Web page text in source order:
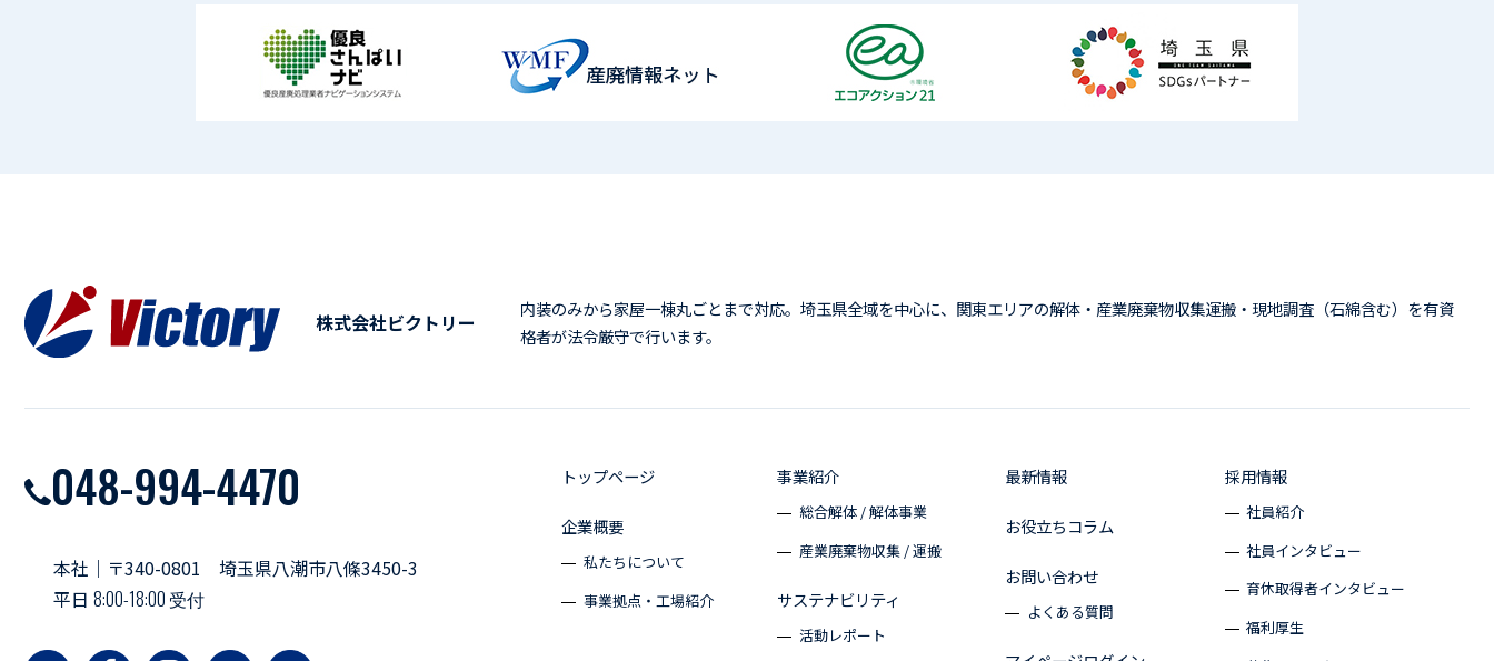
株式会社ビクトリー
内装のみから家屋一棟丸ごとまで対応。埼玉県全域を中心に、関東エリアの解体・産業廃棄物収集運搬・現地調査（石綿含む）を有資
格者が法令厳守で行います。
048-994-4470
本社｜〒340-0801 埼玉県八潮市八條3450-3
平日 8:00-18:00 受付
トップページ
企業概要
私たちについて
事業拠点・工場紹介
事業紹介
総合解体 / 解体事業
産業廃棄物収集 / 運搬
サステナビリティ
活動レポート
最新情報
お役立ちコラム
お問い合わせ
よくある質問
採用情報
社員紹介
社員インタビュー
育休取得者インタビュー
福利厚生